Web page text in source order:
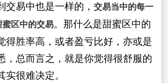
易中也是一样的， 交易当中的每一
区中的交易。那什么是甜蜜区中的
得胜率高，或者盈亏比好，亦或是
，总而言之，就是你觉得很舒服的
很难决定。